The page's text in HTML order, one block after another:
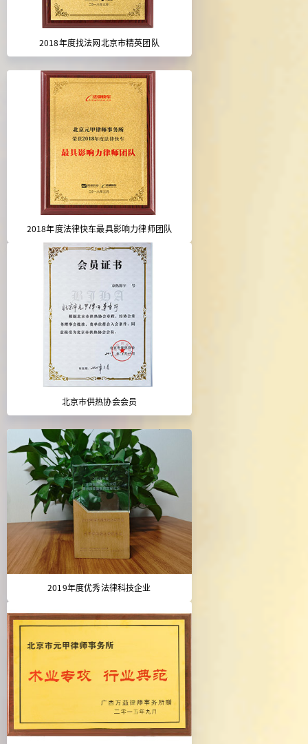
2018年度找法网北京市精英团队
2018年度法律快车最具影响力律师团队
北京市供热协会会员
2019年度优秀法律科技企业